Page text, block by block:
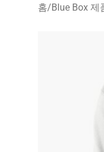
홈/Blue Box 제